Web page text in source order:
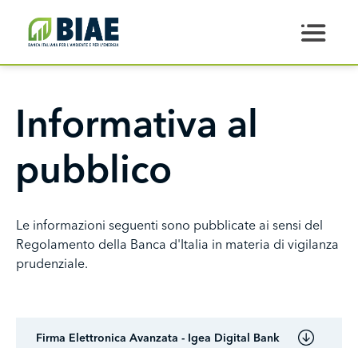
Informativa al
pubblico
Le informazioni seguenti sono pubblicate ai sensi del
Regolamento della Banca d'Italia in materia di vigilanza
prudenziale.
Firma Elettronica Avanzata - Igea Digital Bank